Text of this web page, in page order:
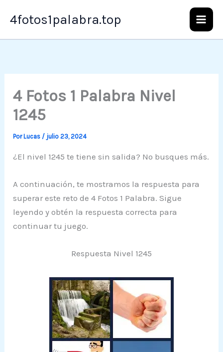
4fotos1palabra.top
4 Fotos 1 Palabra Nivel
1245
PorLucas / julio 23, 2024
¿El nivel 1245 te tiene sin salida? No busques más.
A continuación, te mostramos la respuesta para
superar este reto de 4 Fotos 1 Palabra. Sigue
leyendo y obtén la respuesta correcta para
continuar tu juego.
Respuesta Nivel 1245